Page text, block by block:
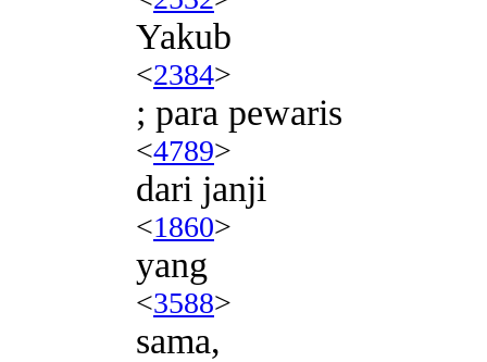
Yakub
<2384>
; para pewaris
<4789>
dari janji
<1860>
yang
<3588>
sama,